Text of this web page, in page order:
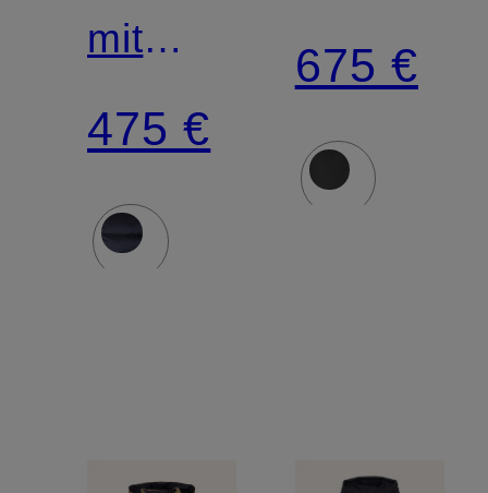
mit
abnehmbarer
Kapuze
475 €
675 €